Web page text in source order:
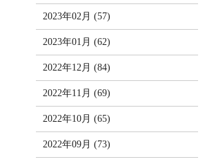
2023年02月 (57)
2023年01月 (62)
2022年12月 (84)
2022年11月 (69)
2022年10月 (65)
2022年09月 (73)